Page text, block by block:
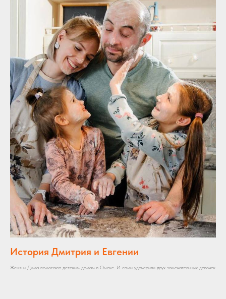
История Дмитрия и Евгении
Женя и Дима помогают детским домам в Омске. И сами удочерили двух замечательных девочек